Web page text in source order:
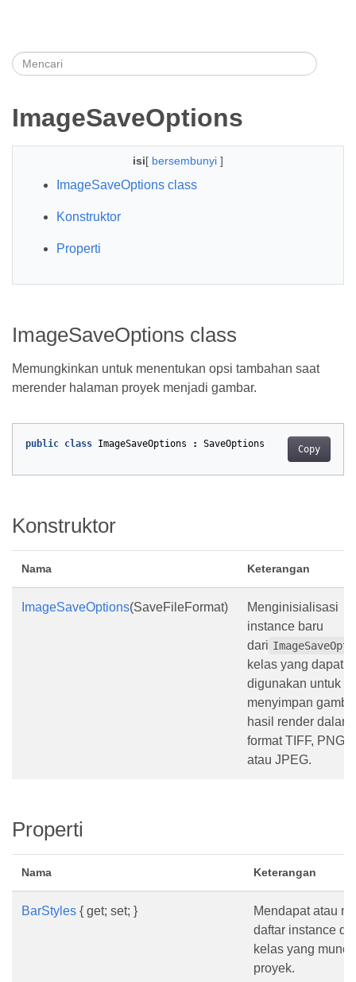
ImageSaveOptions
isi[ bersembunyi ]
ImageSaveOptions class
Konstruktor
Properti
ImageSaveOptions class
Memungkinkan untuk menentukan opsi tambahan saat
merender halaman proyek menjadi gambar.
Copy
public class ImageSaveOptions : SaveOptions
Konstruktor
Nama Keterangan
ImageSaveOptions(SaveFileFormat)
Menginisialisasi
instance baru
dari
kelas yang dapat
digunakan untuk
menyimpan
hasil render dalam
format TIFF, PNG,
atau JPEG.
Properti
Nama Keterangan
BarStyles { get; set; }
Mendapat atau
daftar instance
kelas yang
proyek.